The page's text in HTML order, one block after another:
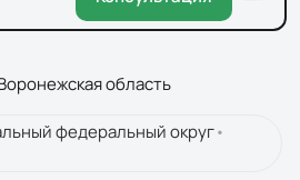
область
федеральный округ•